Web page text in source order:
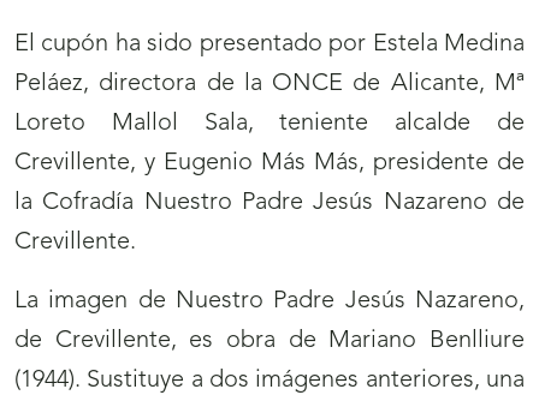
El cupón ha sido presentado por Estela Medina
Peláez, directora de la ONCE de Alicante, Mª
Loreto Mallol Sala, teniente alcalde de
Crevillente, y Eugenio Más Más, presidente de
la Cofradía Nuestro Padre Jesús Nazareno de
Crevillente.
La imagen de Nuestro Padre Jesús Nazareno,
de Crevillente, es obra de Mariano Benlliure
(1944). Sustituye a dos imágenes anteriores, una